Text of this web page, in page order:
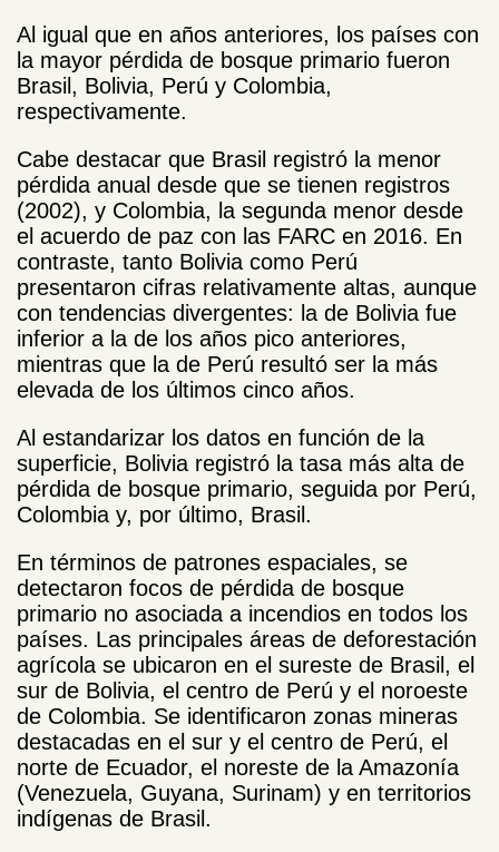
Al igual que en años anteriores, los países con
la mayor pérdida de bosque primario fueron
Brasil, Bolivia, Perú y Colombia,
respectivamente.
Cabe destacar que Brasil registró la menor
pérdida anual desde que se tienen registros
(2002), y Colombia, la segunda menor desde
el acuerdo de paz con las FARC en 2016. En
contraste, tanto Bolivia como Perú
presentaron cifras relativamente altas, aunque
con tendencias divergentes: la de Bolivia fue
inferior a la de los años pico anteriores,
mientras que la de Perú resultó ser la más
elevada de los últimos cinco años.
Al estandarizar los datos en función de la
superficie, Bolivia registró la tasa más alta de
pérdida de bosque primario, seguida por Perú,
Colombia y, por último, Brasil.
En términos de patrones espaciales, se
detectaron focos de pérdida de bosque
primario no asociada a incendios en todos los
países. Las principales áreas de deforestación
agrícola se ubicaron en el sureste de Brasil, el
sur de Bolivia, el centro de Perú y el noroeste
de Colombia. Se identificaron zonas mineras
destacadas en el sur y el centro de Perú, el
norte de Ecuador, el noreste de la Amazonía
(Venezuela, Guyana, Surinam) y en territorios
indígenas de Brasil.